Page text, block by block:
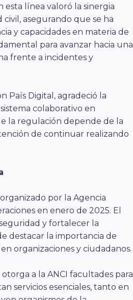
esta línea valoró la sinergia
asegurando que se ha
y capacidades en materia de
para avanzar hacia una
frente a incidentes y
País Digital, agradeció la
colaborativo en
la regulación depende de la
de continuar realizando
por la Agencia
en enero de 2025. El
y fortalecer la
destacar la importancia de
organizaciones y ciudadanos.
a la ANCI facultades para
servicios esenciales, tanto en